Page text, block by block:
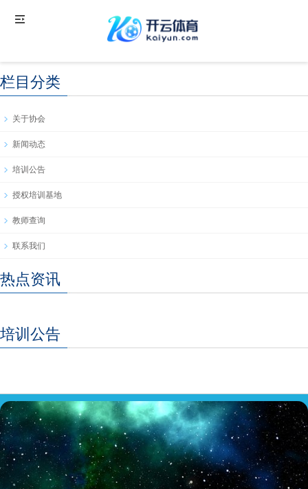
栏目分类
关于协会
新闻动态
培训公告
授权培训基地
教师查询
联系我们
热点资讯
培训公告